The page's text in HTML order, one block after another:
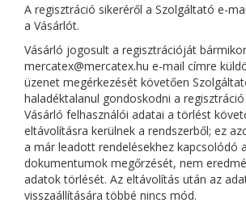
A regisztráció sikeréről a Szolgáltató e-
a Vásárlót.
Vásárló jogosult a regisztrációját
mercatex@mercatex.hu e-mail címre
üzenet megérkezését követően
haladéktalanul gondoskodni a
Vásárló felhasználói adatai a törlést
eltávolításra kerülnek a rendszerből; ez
a már leadott rendelésekhez kapcsolódó
dokumentumok megőrzését, nem
adatok törlését. Az eltávolítás után az
visszaállítására többé nincs mód.